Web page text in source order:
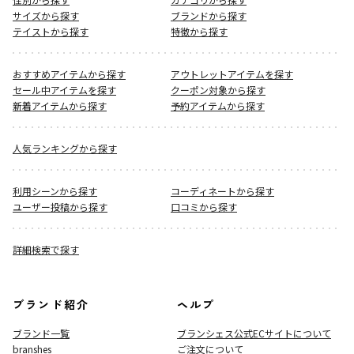
サイズから探す
ブランドから探す
テイストから探す
特徴から探す
おすすめアイテムから探す
アウトレットアイテムを探す
セール中アイテムを探す
クーポン対象から探す
新着アイテムから探す
予約アイテムから探す
人気ランキングから探す
利用シーンから探す
コーディネートから探す
ユーザー投稿から探す
口コミから探す
詳細検索で探す
ブランド紹介
ブランド一覧
branshes
ヘルプ
ブランシェス公式ECサイトについて
ご注文について